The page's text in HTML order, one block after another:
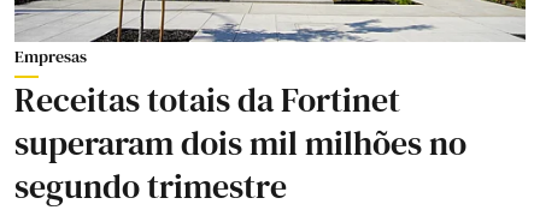
Empresas
Receitas totais da Fortinet
superaram dois mil milhões no
segundo trimestre